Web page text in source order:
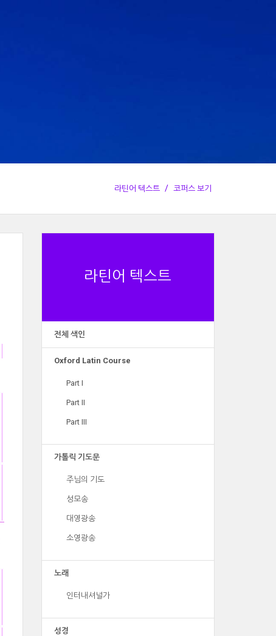
라틴어 텍스트 코퍼스 보기
라틴어 텍스트
전체 색인
Oxford Latin Course
Part I
Part II
Part III
가톨릭 기도문
주님의 기도
성모송
대영광송
소영광송
노래
인터내셔널가
성경